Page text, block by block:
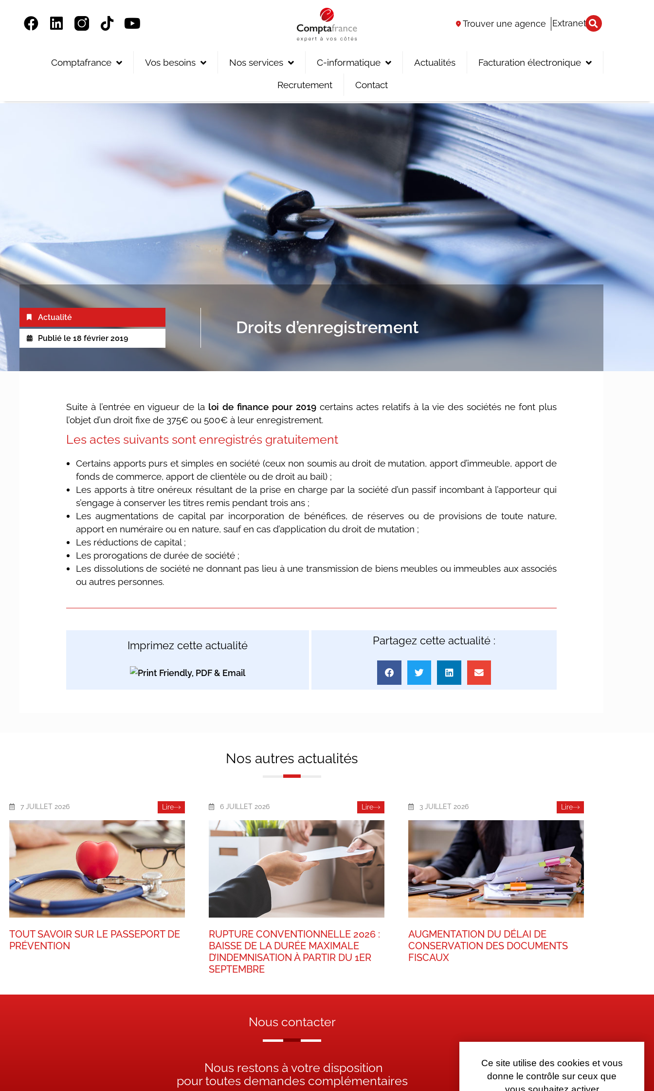
Trouver une agence Extranet
Comptafrance Vos besoins Nos services C-informatique Actualités Facturation électronique
Recrutement Contact
Actualité
Publié le 18 février 2019
Droits d’enregistrement
Suite à l’entrée en vigueur de la loi de finance pour 2019 certains actes relatifs à la vie des sociétés ne font plus
l’objet d’un droit fixe de 375€ ou 500€ à leur enregistrement.
Les actes suivants sont enregistrés gratuitement
Certains apports purs et simples en société (ceux non soumis au droit de mutation, apport d’immeuble, apport de
fonds de commerce, apport de clientèle ou de droit au bail) ;
Les apports à titre onéreux résultant de la prise en charge par la société d’un passif incombant à l’apporteur qui
s’engage à conserver les titres remis pendant trois ans ;
Les augmentations de capital par incorporation de bénéfices, de réserves ou de provisions de toute nature,
apport en numéraire ou en nature, sauf en cas d’application du droit de mutation ;
Les réductions de capital ;
Les prorogations de durée de société ;
Les dissolutions de société ne donnant pas lieu à une transmission de biens meubles ou immeubles aux associés
ou autres personnes.
Imprimez cette actualité Partagez cette actualité :
Nos autres actualités
7 JUILLET 2026 Lire
TOUT SAVOIR SUR LE PASSEPORT DE
PRÉVENTION
6 JUILLET 2026 Lire
RUPTURE CONVENTIONNELLE 2026 :
BAISSE DE LA DURÉE MAXIMALE
D’INDEMNISATION À PARTIR DU 1ER
SEPTEMBRE
3 JUILLET 2026 Lire
AUGMENTATION DU DÉLAI DE
CONSERVATION DES DOCUMENTS
FISCAUX
Nous contacter
Nous restons à votre disposition
pour toutes demandes complémentaires
Ce site utilise des cookies et vous
donne le contrôle sur ceux que